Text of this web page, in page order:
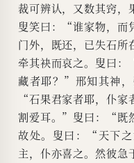
裁可辨认，又数其窍，
叟笑曰：“谁家物，而
门外，既还，已失石所
牵其袂而哀之。叟曰
藏者耶？”邢知其神，
“石果君家者耶，仆
割爱耳。”叟曰：“既
故处。叟曰：“天下
主，仆亦喜之。然彼急